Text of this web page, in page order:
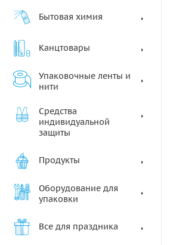
Бытовая химия
Канцтовары
Упаковочные ленты и
нити
Средства
индивидуальной
защиты
Продукты
Оборудование для
упаковки
Все для праздника